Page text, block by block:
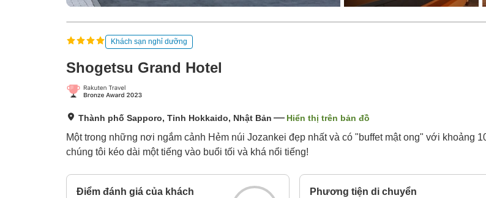
Khách sạn nghỉ dưỡng
Shogetsu Grand Hotel
Thành phố Sapporo, Tỉnh Hokkaido, Nhật Bản Hiển thị trên bản đồ
Một trong những nơi ngắm cảnh Hẻm núi Jozankei đẹp nhất và có "buffet mật ong" với khoảng
chúng tôi kéo dài một tiếng vào buổi tối và khá nổi tiếng!​
Điểm đánh giá của khách Phương tiện di chuyển